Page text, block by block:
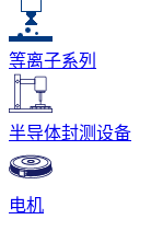
等离子系列
半导体封测设备
电机